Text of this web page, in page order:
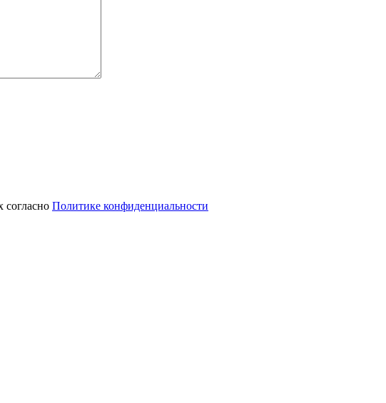
согласно Политике конфиденциальности